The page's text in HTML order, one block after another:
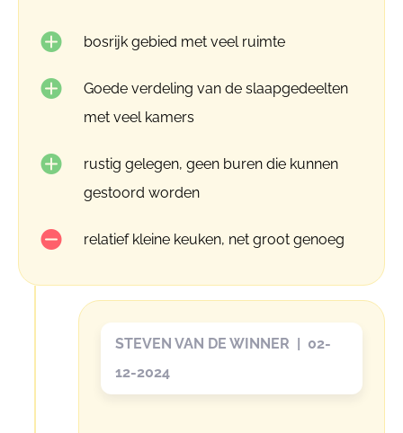
bosrijk gebied met veel ruimte
Goede verdeling van de slaapgedeelten
met veel kamers
rustig gelegen, geen buren die kunnen
gestoord worden
relatief kleine keuken, net groot genoeg
STEVEN VAN DE WINNER | 02-
12-2024